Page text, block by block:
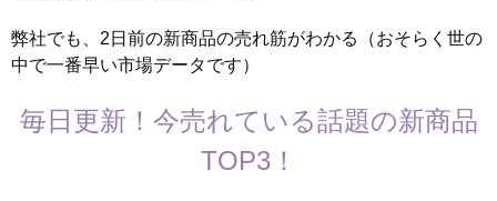
弊社でも、2日前の新商品の売れ筋がわかる（おそらく世の
中で一番早い市場データです）
毎日更新！今売れている話題の新商品
TOP3！